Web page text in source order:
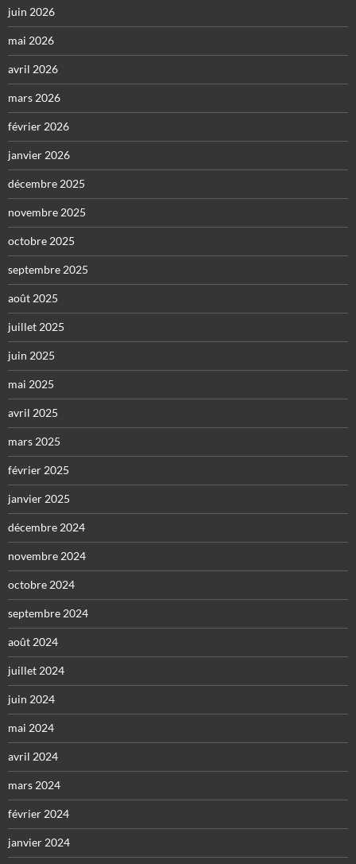
juin 2026
mai 2026
avril 2026
mars 2026
février 2026
janvier 2026
décembre 2025
novembre 2025
octobre 2025
septembre 2025
août 2025
juillet 2025
juin 2025
mai 2025
avril 2025
mars 2025
février 2025
janvier 2025
décembre 2024
novembre 2024
octobre 2024
septembre 2024
août 2024
juillet 2024
juin 2024
mai 2024
avril 2024
mars 2024
février 2024
janvier 2024